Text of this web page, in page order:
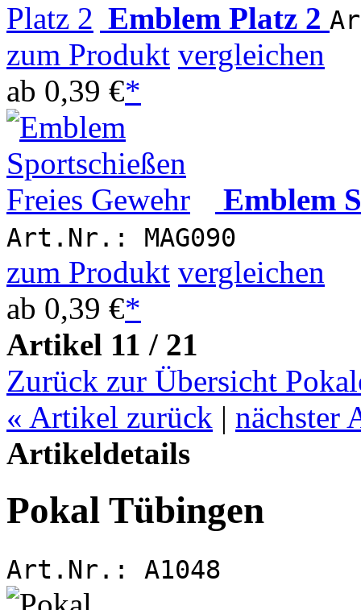
Emblem Platz 2
zum Produkt vergleichen
ab 0,39 €*
Emblem
Art.Nr.: MAG090
zum Produkt vergleichen
ab 0,39 €*
Artikel 11 / 21
Zurück zur Übersicht
« Artikel zurück | nächster
Artikeldetails
Pokal Tübingen
Art.Nr.: A1048